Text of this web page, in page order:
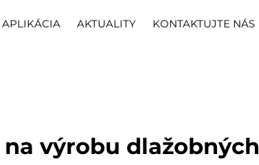
APLIKÁCIA AKTUALITY KONTAKTUJTE NÁS
výrobu dlažobných